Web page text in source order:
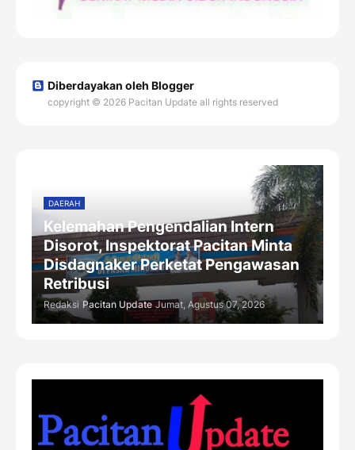
Diberdayakan oleh Blogger
copyright © 2026 Pacitan Update all rights reserved
DAERAH
Kelemahan Pengendalian Intern
Disorot, Inspektorat Pacitan Minta
Disdagnaker Perketat Pengawasan
Retribusi
Redaksi Pacitan Update Jumat, Agustus 07, 2026